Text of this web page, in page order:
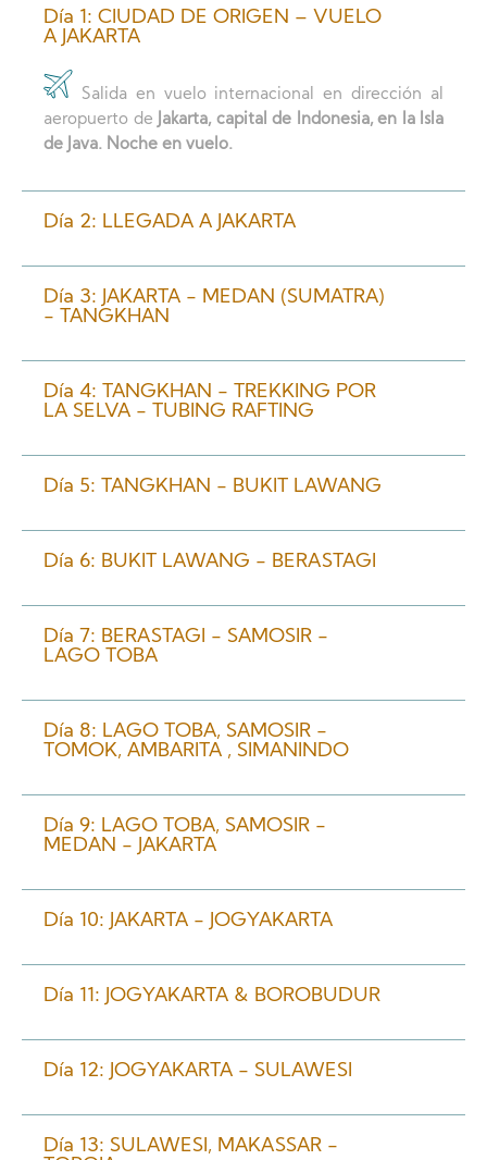
Día 1: CIUDAD DE ORIGEN – VUELO
A JAKARTA
Salida en vuelo internacional en dirección al
aeropuerto de
Jakarta, capital de Indonesia, en la Isla
de Java. Noche en vuelo.
Día 2: LLEGADA A JAKARTA
Día 3: JAKARTA - MEDAN (SUMATRA)
- TANGKHAN
Día 4: TANGKHAN - TREKKING POR
LA SELVA - TUBING RAFTING
Día 5: TANGKHAN - BUKIT LAWANG
Día 6: BUKIT LAWANG - BERASTAGI
Día 7: BERASTAGI - SAMOSIR -
LAGO TOBA
Día 8: LAGO TOBA, SAMOSIR -
TOMOK, AMBARITA , SIMANINDO
Día 9: LAGO TOBA, SAMOSIR -
MEDAN - JAKARTA
Día 10: JAKARTA - JOGYAKARTA
Día 11: JOGYAKARTA & BOROBUDUR
Día 12: JOGYAKARTA - SULAWESI
Día 13: SULAWESI, MAKASSAR -